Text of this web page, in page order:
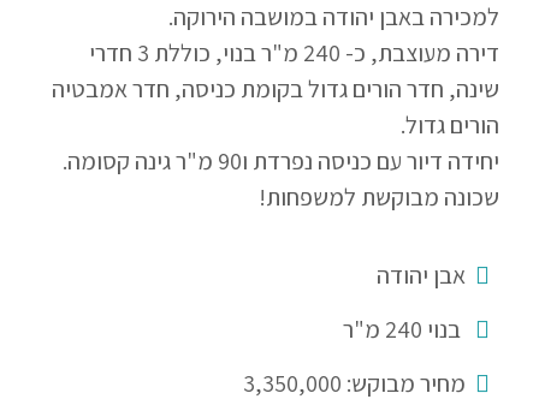
למכירה באבן יהודה במושבה הירוקה.
דירה מעוצבת, כ- 240 מ"ר בנוי, כוללת 3 חדרי
שינה, חדר הורים גדול בקומת כניסה, חדר אמבטיה
הורים גדול.
יחידה דיור עם כניסה נפרדת ו90 מ"ר גינה קסומה.
שכונה מבוקשת למשפחות!
אבן יהודה
בנוי 240 מ"ר
מחיר מבוקש: 3,350,000